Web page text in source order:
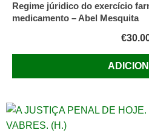
Regime júridico do exercício
medicamento – Abel Mesquita
€